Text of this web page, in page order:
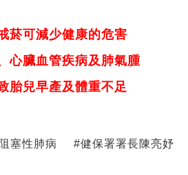
可減少健康的危害
心臟血管疾病及肺氣腫
兒早產及體重不足
塞性肺病 #健保署署長陳亮妤